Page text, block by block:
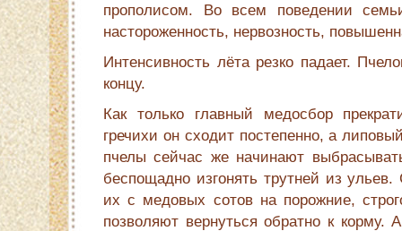
прополисом. Во всем поведении
настороженность, нервозность,
Интенсивность лёта резко падает.
концу.
Как только главный медосбор
гречихи он сходит постепенно, а
пчелы сейчас же начинают
беспощадно изгонять трутней из
их с медовых сотов на порожние,
позволяют вернуться обратно к корму.